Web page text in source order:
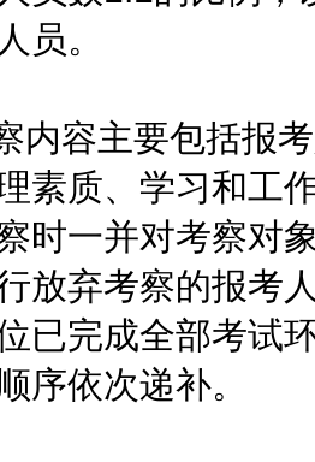
员。
容主要包括报考
素质、学习和工
时一并对考察对
放弃考察的报考
已完成全部考试
序依次递补。